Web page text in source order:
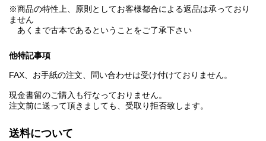
※商品の特性上、原則としてお客様都合による返品は承っており
ません
あくまで古本であるということをご了承下さい
他特記事項
FAX、お手紙の注文、問い合わせは受け付けておりません。
現金書留のご購入も行なっておりません。
注文前に送って頂きましても、受取り拒否致します。
送料について